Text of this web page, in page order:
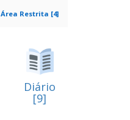
Área Restrita [4]
Diário
[9]